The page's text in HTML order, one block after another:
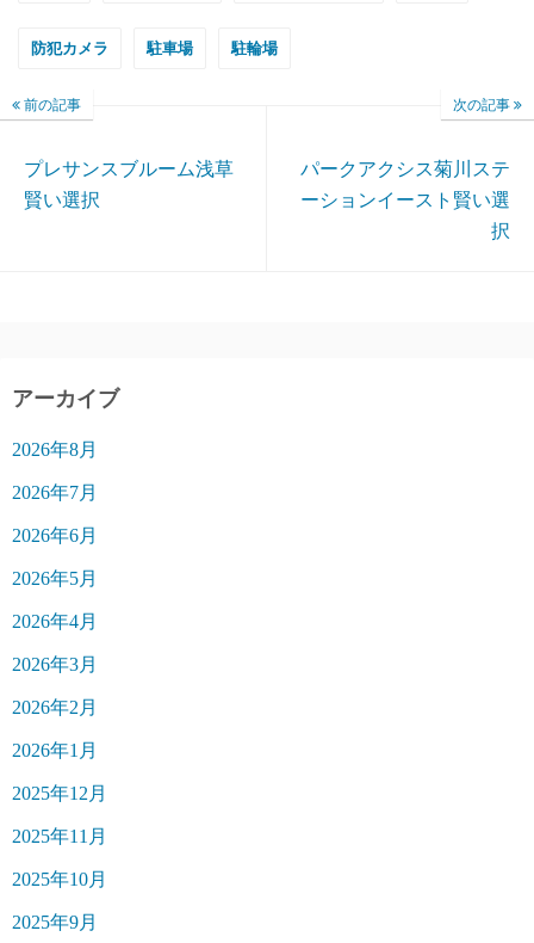
防犯カメラ 駐車場 駐輪場
前の記事
プレサンスブルーム浅草
賢い選択
次の記事
パークアクシス菊川ステ
ーションイースト賢い選
択
アーカイブ
2026年8月
2026年7月
2026年6月
2026年5月
2026年4月
2026年3月
2026年2月
2026年1月
2025年12月
2025年11月
2025年10月
2025年9月